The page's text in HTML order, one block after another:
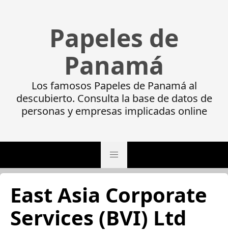
Papeles de
Panamá
Los famosos Papeles de Panamá al
descubierto. Consulta la base de datos de
personas y empresas implicadas online
East Asia Corporate
Services (BVI) Ltd